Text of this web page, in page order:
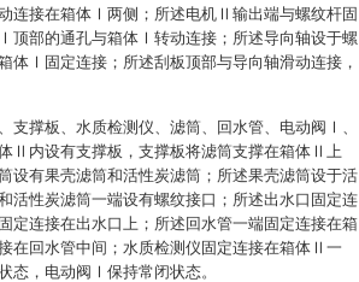
连接在箱体Ⅰ两侧；所述电机Ⅱ输出端与螺纹杆固
顶部的通孔与箱体Ⅰ转动连接；所述导向轴设于螺
体Ⅰ固定连接；所述刮板顶部与导向轴滑动连接，
撑板、水质检测仪、滤筒、回水管、电动阀Ⅰ、
Ⅱ内设有支撑板，支撑板将滤筒支撑在箱体Ⅱ上
设有果壳滤筒和活性炭滤筒；所述果壳滤筒设于活
活性炭滤筒一端设有螺纹接口；所述出水口固定连
连接在出水口上；所述回水管一端固定连接在箱
回水管中间；水质检测仪固定连接在箱体Ⅱ一
态，电动阀Ⅰ保持常闭状态。